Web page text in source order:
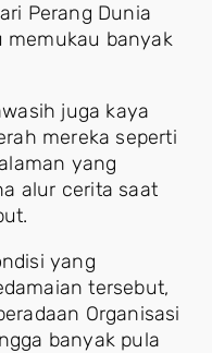
Perang Dunia
memukau banyak
juga kaya
mereka seperti
yang
alur cerita saat
yang
tersebut,
Organisasi
banyak pula